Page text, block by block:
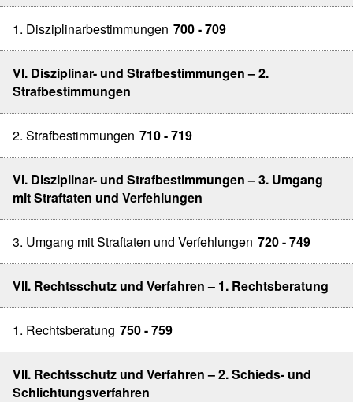
1. Disziplinarbestimmungen 700 - 709
VI. Disziplinar- und Strafbestimmungen – 2.
Strafbestimmungen
2. Strafbestimmungen 710 - 719
VI. Disziplinar- und Strafbestimmungen – 3. Umgang
mit Straftaten und Verfehlungen
3. Umgang mit Straftaten und Verfehlungen 720 - 749
VII. Rechtsschutz und Verfahren – 1. Rechtsberatung
1. Rechtsberatung 750 - 759
VII. Rechtsschutz und Verfahren – 2. Schieds- und
Schlichtungsverfahren